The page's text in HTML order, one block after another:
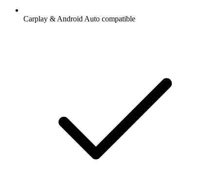
Carplay & Android Auto compatible